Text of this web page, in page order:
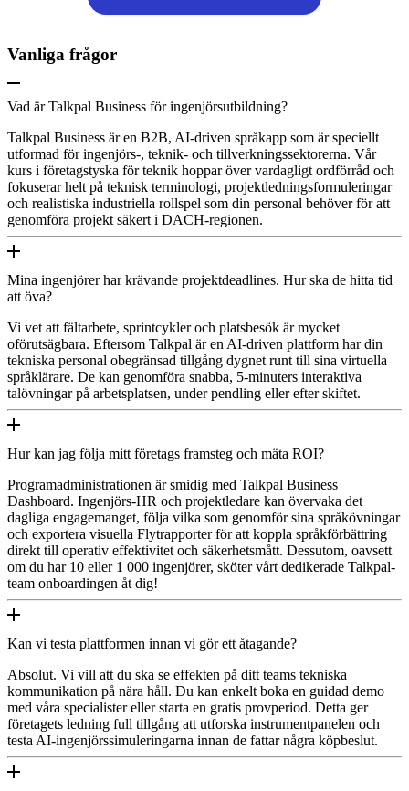
Vanliga frågor
Vad är Talkpal Business för ingenjörsutbildning?
Talkpal Business är en B2B, AI-driven språkapp som är speciellt
utformad för ingenjörs-, teknik- och tillverkningssektorerna. Vår
kurs i företagstyska för teknik hoppar över vardagligt ordförråd och
fokuserar helt på teknisk terminologi, projektledningsformuleringar
och realistiska industriella rollspel som din personal behöver för att
genomföra projekt säkert i DACH-regionen.
Mina ingenjörer har krävande projektdeadlines. Hur ska de hitta tid
att öva?
Vi vet att fältarbete, sprintcykler och platsbesök är mycket
oförutsägbara. Eftersom Talkpal är en AI-driven plattform har din
tekniska personal obegränsad tillgång dygnet runt till sina virtuella
språklärare. De kan genomföra snabba, 5-minuters interaktiva
talövningar på arbetsplatsen, under pendling eller efter skiftet.
Hur kan jag följa mitt företags framsteg och mäta ROI?
Programadministrationen är smidig med Talkpal Business
Dashboard. Ingenjörs-HR och projektledare kan övervaka det
dagliga engagemanget, följa vilka som genomför sina språkövningar
och exportera visuella Flytrapporter för att koppla språkförbättring
direkt till operativ effektivitet och säkerhetsmått. Dessutom, oavsett
om du har 10 eller 1 000 ingenjörer, sköter vårt dedikerade Talkpal-
team onboardingen åt dig!
Kan vi testa plattformen innan vi gör ett åtagande?
Absolut. Vi vill att du ska se effekten på ditt teams tekniska
kommunikation på nära håll. Du kan enkelt boka en guidad demo
med våra specialister eller starta en gratis provperiod. Detta ger
företagets ledning full tillgång att utforska instrumentpanelen och
testa AI-ingenjörssimuleringarna innan de fattar några köpbeslut.